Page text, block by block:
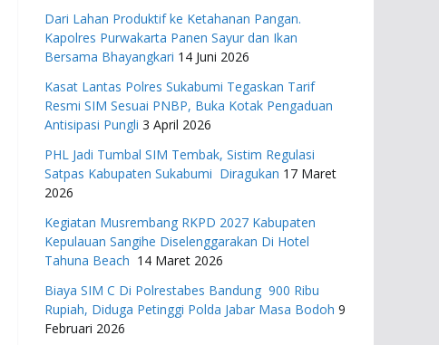
Dari Lahan Produktif ke Ketahanan Pangan.
Kapolres Purwakarta Panen Sayur dan Ikan
Bersama Bhayangkari 14 Juni 2026
Kasat Lantas Polres Sukabumi Tegaskan Tarif
Resmi SIM Sesuai PNBP, Buka Kotak Pengaduan
Antisipasi Pungli 3 April 2026
PHL Jadi Tumbal SIM Tembak, Sistim Regulasi
Satpas Kabupaten Sukabumi Diragukan 17 Maret
2026
Kegiatan Musrembang RKPD 2027 ​Kabupaten
Kepulauan Sangihe Diselenggarakan Di Hotel
Tahuna Beach 14 Maret 2026
Biaya SIM C Di Polrestabes Bandung 900 Ribu
Rupiah, Diduga Petinggi Polda Jabar Masa Bodoh 9
Februari 2026